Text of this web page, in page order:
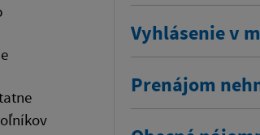
Vyhlásenie v
Prenájom